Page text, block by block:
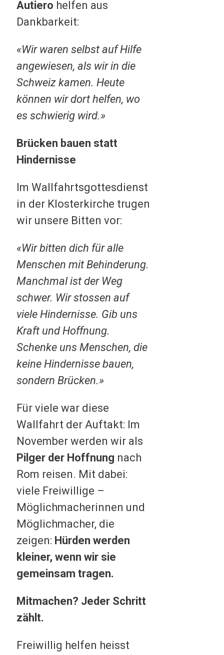
Autiero helfen aus
Dankbarkeit:
«Wir waren selbst auf Hilfe
angewiesen, als wir in die
Schweiz kamen. Heute
können wir dort helfen, wo
es schwierig wird.»
Brücken bauen statt
Hindernisse
Im Wallfahrtsgottesdienst
in der Klosterkirche trugen
wir unsere Bitten vor:
«Wir bitten dich für alle
Menschen mit Behinderung.
Manchmal ist der Weg
schwer. Wir stossen auf
viele Hindernisse. Gib uns
Kraft und Hoffnung.
Schenke uns Menschen, die
keine Hindernisse bauen,
sondern Brücken.»
Für viele war diese
Wallfahrt der Auftakt: Im
November werden wir als
Pilger der Hoffnung nach
Rom reisen. Mit dabei:
viele Freiwillige –
Möglichmacherinnen und
Möglichmacher, die
zeigen: Hürden werden
kleiner, wenn wir sie
gemeinsam tragen.
Mitmachen? Jeder Schritt
zählt.
Freiwillig helfen heisst